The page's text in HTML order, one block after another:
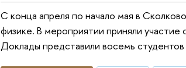
С конца апреля по начало мая в
физике. В мероприятии приняли
Доклады представили восемь